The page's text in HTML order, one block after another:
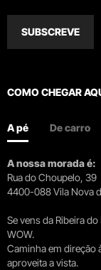
SUBSCREVE
COMO CHEGAR
A pé De carro
A nossa morada é:
Rua do Choupelo, 39
4400-088 Vila Nova
Se vens da Ribeira
WOW.
Caminha em direção
aproveita a vista.